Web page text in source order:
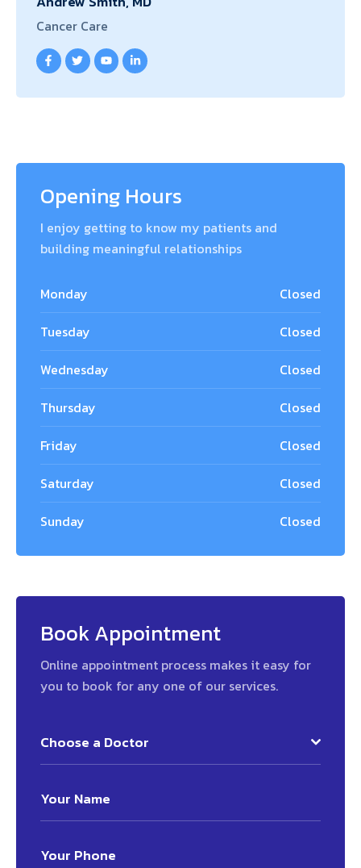
Opening Hours
I enjoy getting to know my patients and
building meaningful relationships
Monday
Closed
Tuesday
Closed
Wednesday
Closed
Thursday
Closed
Friday
Closed
Saturday
Closed
Sunday
Closed
Book Appointment
Online appointment process makes it easy for
you to book for any one of our services.
Choose a Doctor
Cancer Care